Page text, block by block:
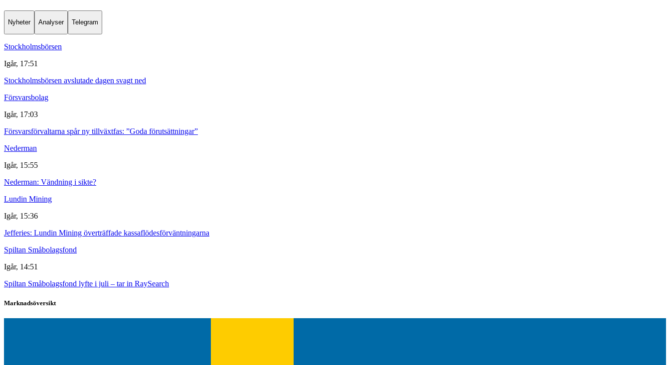
Nyheter Analyser Telegram
Stockholmsbörsen
Igår, 17:51
Stockholmsbörsen avslutade dagen svagt ned
Försvarsbolag
Igår, 17:03
Försvarsförvaltarna spår ny tillväxtfas: ”Goda förutsättningar”
Nederman
Igår, 15:55
Nederman: Vändning i sikte?
Lundin Mining
Igår, 15:36
Jefferies: Lundin Mining överträffade kassaflödesförväntningarna
Spiltan Småbolagsfond
Igår, 14:51
Spiltan Småbolagsfond lyfte i juli – tar in RaySearch
Marknadsöversikt